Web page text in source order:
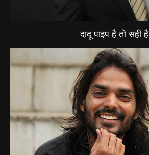
दादू पाइप है तो सही है